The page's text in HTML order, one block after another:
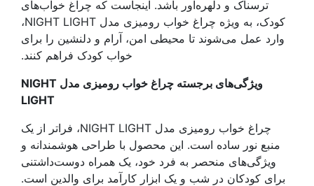
ترسناک و دلهره‌آور باشد. اینجاست که چراغ خواب‌های
کودک، به ویژه چراغ خواب رومیزی مدل NIGHT LIGHT،
وارد عمل می‌شوند تا محیطی امن، آرام و دلنشین را برای
خواب کودک فراهم کنند.
ویژگی‌های برجسته چراغ خواب رومیزی مدل NIGHT
LIGHT
چراغ خواب رومیزی مدل NIGHT LIGHT، فراتر از یک
منبع نور ساده است. این محصول با طراحی هوشمندانه و
ویژگی‌های منحصر به فرد خود، یک همراه دوست‌داشتنی
برای کودکان در شب و یک ابزار کارآمد برای والدین است.